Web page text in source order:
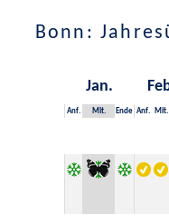
Bonn:
Jan.
Anf. Mit. Ende Anf. Mit.